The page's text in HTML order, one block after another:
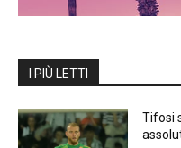
I PIÙ LETTI
Tifosi